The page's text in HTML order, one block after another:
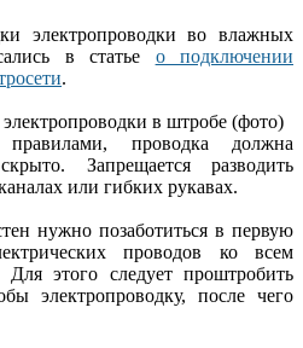
электропроводки во влажных
в статье о подключении
.
проводка должна
Запрещается разводить
или гибких рукавах.
нужно позаботиться в первую
проводов ко всем
Для этого следует проштробить
электропроводку, после чего